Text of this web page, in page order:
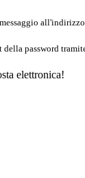
della password
elettronica!